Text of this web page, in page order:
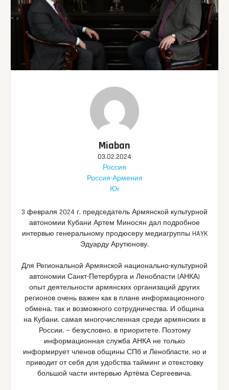
Miaban
03.02.2024
Россия
Россия-Армения
Юг
3 февраля 2024 г. председатель Армянской культурной
автономии Кубани Артем Миносян дал подробное
интервью генеральному продюсеру медиагруппы HAYK
Эдуарду Арутюнову.
Для Региональной Армянской национально-культурной
автономии Санкт-Петербурга и Ленобласти (АНКА)
опыт деятельности армянских организаций других
регионов очень важен как в плане информационного
обмена, так и возможного сотрудничества. И община
на Кубани, самая многочисленная среди армянских в
России, — безусловно, в приоритете. Поэтому
информационная служба АНКА не только
информирует членов общины СПб и Ленобласти, но и
приводит от себя для удобства тайминг и отекстовку
большой части интервью Артёма Сергеевича.